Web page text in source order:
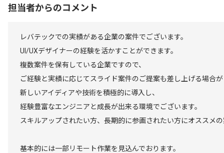
担当者からのコメント
レバテックでの実績がある企業の案件でございます。
UI/UXデザイナーの経験を活かすことができます。
複数案件を保有している企業ですので、
ご経験と実績に応じてスライド案件のご提案も差し上げる場合
新しいアイディアや技術を積極的に導入し、
経験豊富なエンジニアと成長が出来る環境でございます。
スキルアップされたい方、長期的に参画されたい方にオススメ
基本的には一部リモート作業を見込んでおります。